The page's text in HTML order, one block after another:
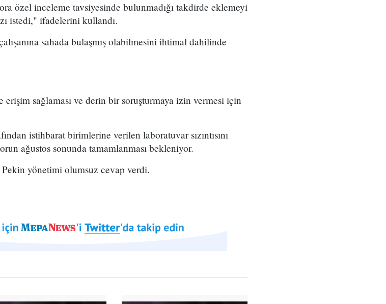
özel inceleme tavsiyesinde bulunmadığı takdirde eklemeyi
istedi," ifadelerini kullandı.
sahada bulaşmış olabilmesini ihtimal dahilinde
sağlaması ve derin bir soruşturmaya izin vermesi için
istihbarat birimlerine verilen laboratuvar sızıntısını
ağustos sonunda tamamlanması bekleniyor.
yönetimi olumsuz cevap verdi.